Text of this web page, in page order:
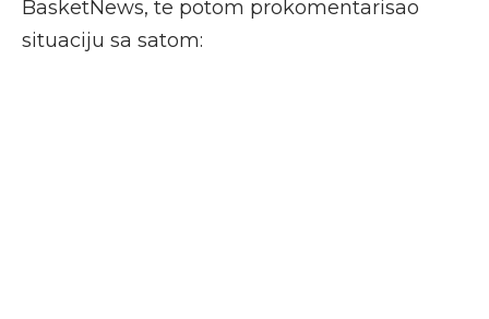
BasketNews, te potom prokomentarisao
situaciju sa satom: